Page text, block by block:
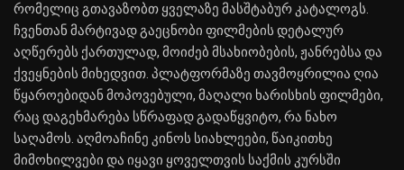
რომელიც გთავაზობთ ყველაზე მასშტაბურ კატალოგს.
ჩვენთან მარტივად გაეცნობი ფილმების დეტალურ
აღწერებს ქართულად, მოიძებ მსახიობების, ჟანრებსა და
ქვეყნების მიხედვით. პლატფორმაზე თავმოყრილია ღია
წყაროებიდან მოპოვებული, მაღალი ხარისხის ფილმები,
რაც დაგეხმარება სწრაფად გადაწყვიტო, რა ნახო
საღამოს. აღმოაჩინე კინოს სიახლეები, წაიკითხე
მიმოხილვები და იყავი ყოველთვის საქმის კურსში